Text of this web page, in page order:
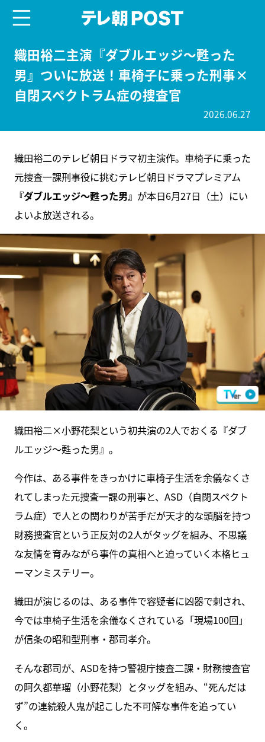
織田裕二主演『ダブルエッジ～甦った
男』ついに放送！車椅子に乗った刑事×
自閉スペクトラム症の捜査官
2026.06.27
織田裕二のテレビ朝日ドラマ初主演作。車椅子に乗った
元捜査一課刑事役に挑むテレビ朝日ドラマプレミアム
『ダブルエッジ～甦った男』 が本日6月27日（土）にい
よいよ放送される。
織田裕二×小野花梨という初共演の2人でおくる『ダブ
ルエッジ～甦った男』。
今作は、ある事件をきっかけに車椅子生活を余儀なくさ
れてしまった元捜査一課の刑事と、ASD（自閉スペクト
ラム症）で人との関わりが苦手だが天才的な頭脳を持つ
財務捜査官という正反対の2人がタッグを組み、不思議
な友情を育みながら事件の真相へと迫っていく本格ヒュ
ーマンミステリー。
織田が演じるのは、ある事件で容疑者に凶器で刺され、
今では車椅子生活を余儀なくされている「現場100回」
が信条の昭和型刑事・郡司孝介。
そんな郡司が、ASDを持つ警視庁捜査二課・財務捜査官
の阿久都華瑠（小野花梨）とタッグを組み、“死んだは
ず”の連続殺人鬼が起こした不可解な事件を追ってい
く。